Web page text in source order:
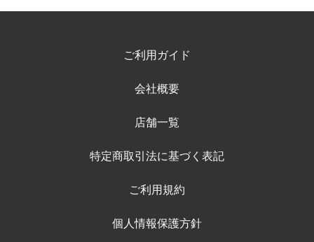
ご利用ガイド
会社概要
店舗一覧
特定商取引法に基づく表記
ご利用規約
個人情報保護方針